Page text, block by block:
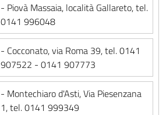
- Piovà Massaia, località Gallareto, tel.
0141 996048
- Cocconato, via Roma 39, tel. 0141
907522 - 0141 907773
- Montechiaro d'Asti, Via Piesenzana
1, tel. 0141 999349